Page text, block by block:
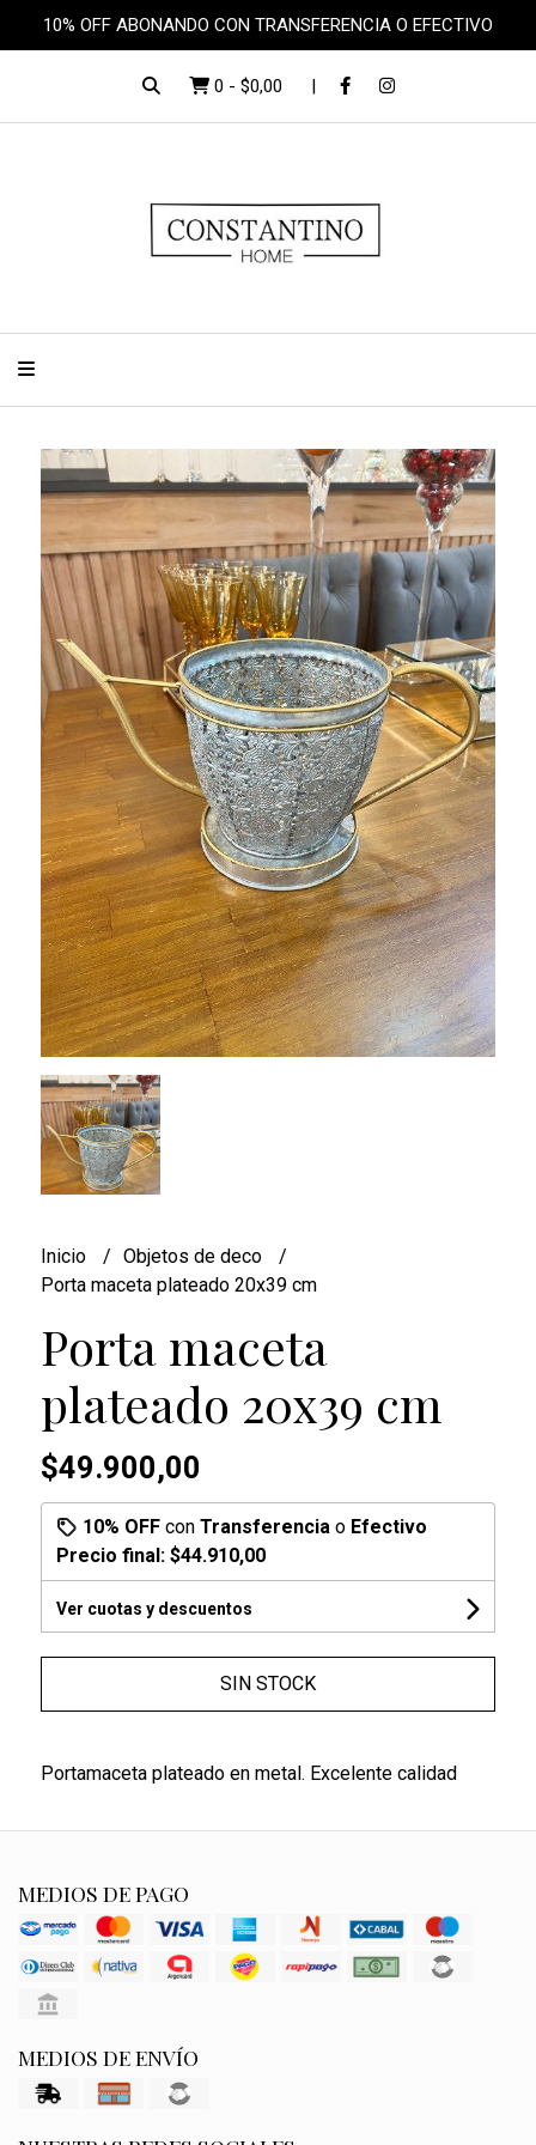
10% OFF ABONANDO CON TRANSFERENCIA O EFECTIVO
0 - $0,00
Inicio
Objetos de deco
Porta maceta plateado 20x39 cm
Porta maceta
plateado 20x39 cm
$49.900,00
10% OFFcon Transferencia o Efectivo
Precio final: $44.910,00
Ver cuotas y descuentos
SIN STOCK
Portamaceta plateado en metal. Excelente calidad
MEDIOS DE PAGO
MEDIOS DE ENVÍO